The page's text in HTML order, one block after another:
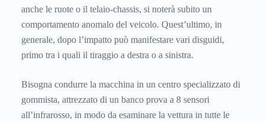
anche le ruote o il telaio-chassis, si noterà subito un
comportamento anomalo del veicolo. Quest’ultimo, in
generale, dopo l’impatto può manifestare vari disguidi,
primo tra i quali il tiraggio a destra o a sinistra.
Bisogna condurre la macchina in un centro specializzato di
gommista, attrezzato di un banco prova a 8 sensori
all’infrarosso, in modo da esaminare la vettura in tutte le